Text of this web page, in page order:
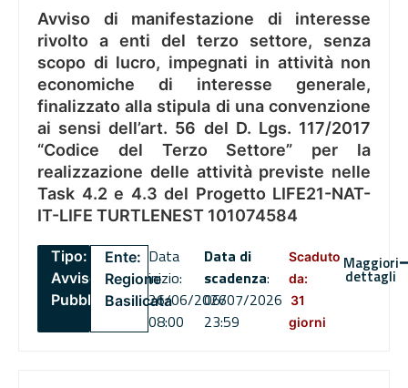
Avviso di manifestazione di interesse
rivolto a enti del terzo settore, senza
scopo di lucro, impegnati in attività non
economiche di interesse generale,
finalizzato alla stipula di una convenzione
ai sensi dell’art. 56 del D. Lgs. 117/2017
“Codice del Terzo Settore” per la
realizzazione delle attività previste nelle
Task 4.2 e 4.3 del Progetto LIFE21-NAT-
IT-LIFE TURTLENEST 101074584
Tipo:
Avviso
Pubblico
Ente:
Regione
Basilicata
Data
inizio:
26/06/2026
08:00
Data di
scadenza:
06/07/2026
23:59
Scaduto
da:
31
giorni
Maggiori
dettagli